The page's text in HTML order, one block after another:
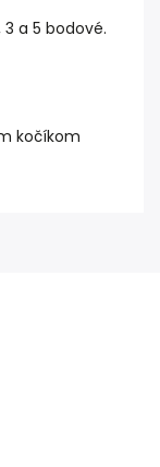
a 5 bodové.
kočíkom